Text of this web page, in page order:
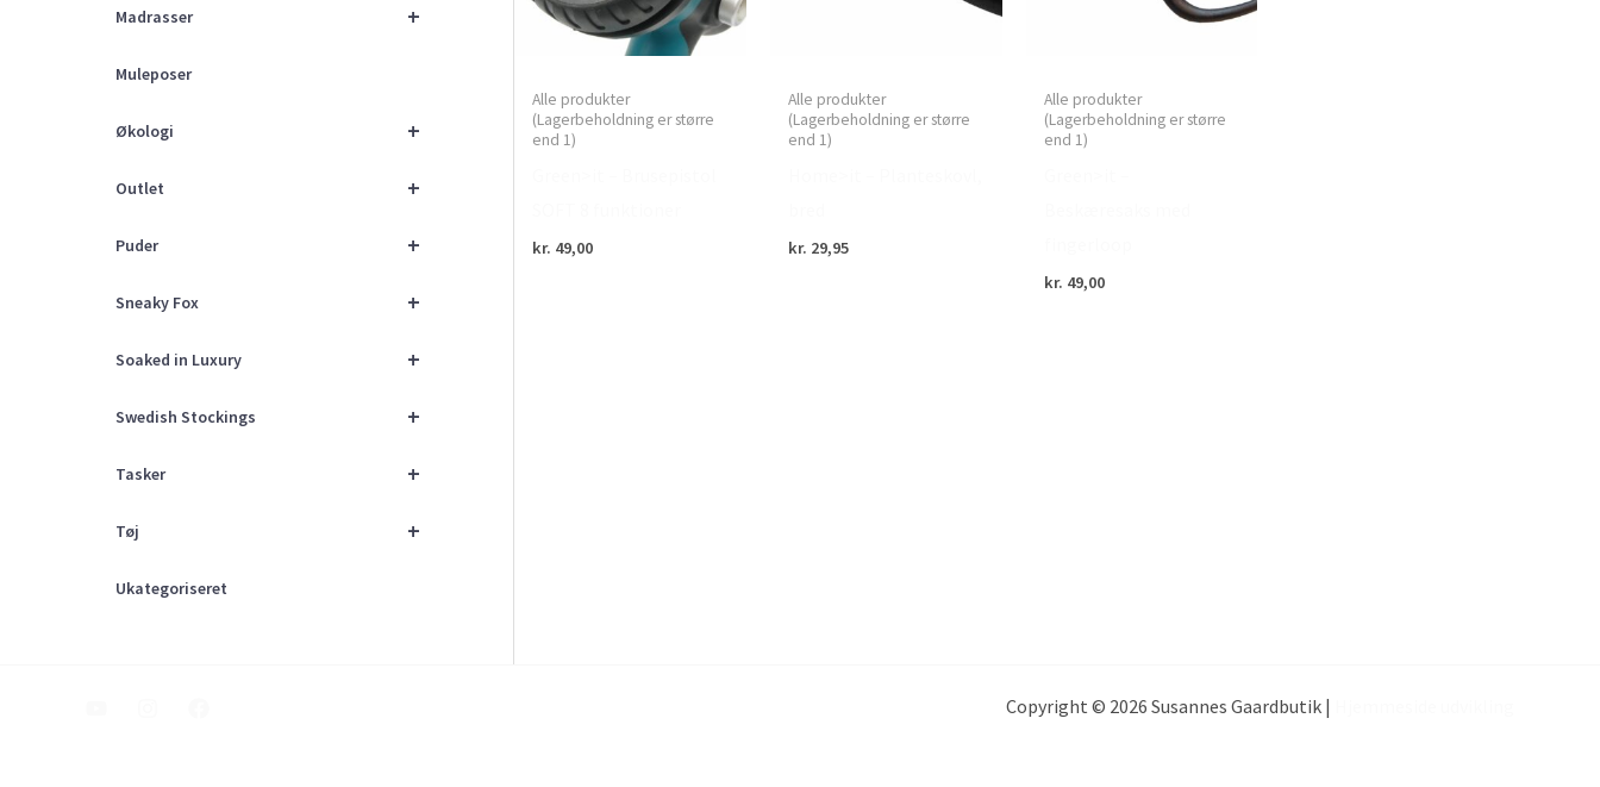
+
Madrasser
Muleposer
+
Økologi
+
Outlet
+
Puder
+
Sneaky Fox
+
Soaked in Luxury
+
Swedish Stockings
+
Tasker
+
Tøj
Ukategoriseret
Alle produkter
(Lagerbeholdning er større
end 1)
kr. 49,00
Alle produkter
(Lagerbeholdning er større
end 1)
kr. 29,95
Alle produkter
(Lagerbeholdning er større
end 1)
kr. 49,00
Copyright © 2026 Susannes Gaardbutik |